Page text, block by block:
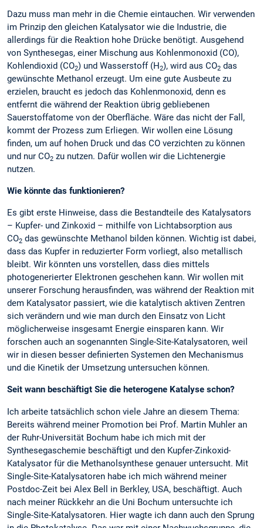
Dazu muss man mehr in die Chemie eintauchen. Wir verwenden
im Prinzip den gleichen Katalysator wie die Industrie, die
allerdings für die Reaktion hohe Drücke benötigt. Ausgehend
von Synthesegas, einer Mischung aus Kohlenmonoxid (CO),
Kohlendioxid (CO2) und Wasserstoff (H2), wird aus CO2 das
gewünschte Methanol erzeugt. Um eine gute Ausbeute zu
erzielen, braucht es jedoch das Kohlenmonoxid, denn es
entfernt die während der Reaktion übrig gebliebenen
Sauerstoffatome von der Oberfläche. Wäre das nicht der Fall,
kommt der Prozess zum Erliegen. Wir wollen eine Lösung
finden, um auf hohen Druck und das CO verzichten zu können
und nur CO2 zu nutzen. Dafür wollen wir die Lichtenergie
nutzen.
Wie könnte das funktionieren?
Es gibt erste Hinweise, dass die Bestandteile des Katalysators
– Kupfer- und Zinkoxid – mithilfe von Lichtabsorption aus
CO2 das gewünschte Methanol bilden können. Wichtig ist dabei,
dass das Kupfer in reduzierter Form vorliegt, also metallisch
bleibt. Wir könnten uns vorstellen, dass dies mittels
photogenerierter Elektronen geschehen kann. Wir wollen mit
unserer Forschung herausfinden, was während der Reaktion mit
dem Katalysator passiert, wie die katalytisch aktiven Zentren
sich verändern und wie man durch den Einsatz von Licht
möglicherweise insgesamt Energie einsparen kann. Wir
forschen auch an sogenannten Single-Site-Katalysatoren, weil
wir in diesen besser definierten Systemen den Mechanismus
und die Kinetik der Umsetzung untersuchen können.
Seit wann beschäftigt Sie die heterogene Katalyse schon?
Ich arbeite tatsächlich schon viele Jahre an diesem Thema:
Bereits während meiner Promotion bei Prof. Martin Muhler an
der Ruhr-Universität Bochum habe ich mich mit der
Synthesegaschemie beschäftigt und den Kupfer-Zinkoxid-
Katalysator für die Methanolsynthese genauer untersucht. Mit
Single-Site-Katalysatoren habe ich mich während meiner
Postdoc-Zeit bei Alex Bell in Berkley, USA, beschäftigt. Auch
nach meiner Rückkehr an die Uni Bochum untersuchte ich
Single-Site-Katalysatoren. Hier wagte ich dann auch den Sprung